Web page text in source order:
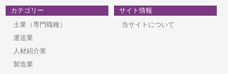
カテゴリー
士業（専門職種）
運送業
人材紹介業
製造業
サイト情報
当サイトについて